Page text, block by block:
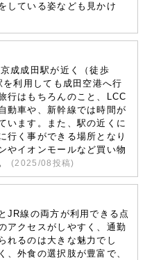
している姿なども見かけ
成成田駅が近く（徒歩
利用しても成田空港へ行
行はもちろんのこと、LCC
動車や、新幹線では時間が
います。また、駅の近くに
行く事ができる場所となり
やイオンモールなど買い物
(2025/08 投稿)
JR線の両方が利用できる点
アクセスがしやすく、通勤
れるのは大きな魅力でし
、外食の選択肢が豊富で、